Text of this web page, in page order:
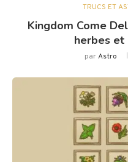
TRUCS ET
Kingdom Come
herbes
parAstro